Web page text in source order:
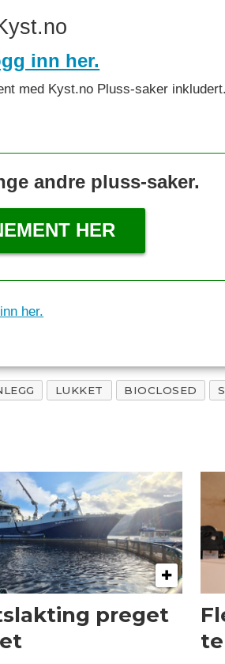
inn her.
med Kyst.no Pluss-saker
andre pluss-saker.
HER
her.
LUKKET BIOCLOSED
preget